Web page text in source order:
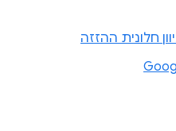
חלונית ההזזה